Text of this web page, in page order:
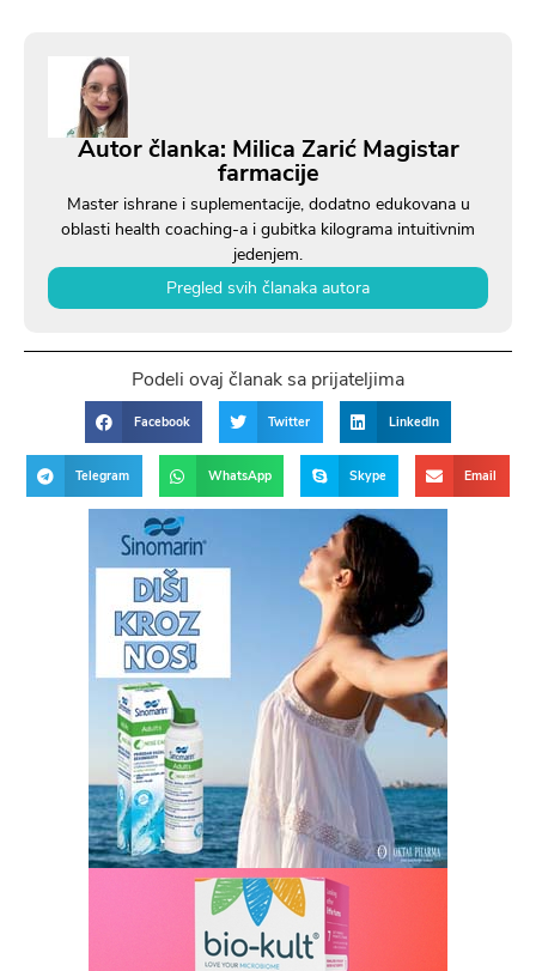
Autor članka: Milica Zarić Magistar
farmacije
Master ishrane i suplementacije, dodatno edukovana u
oblasti health coaching-a i gubitka kilograma intuitivnim
jedenjem.
Pregled svih članaka autora
Podeli ovaj članak sa prijateljima
Facebook Twitter LinkedIn
Telegram WhatsApp Skype Email